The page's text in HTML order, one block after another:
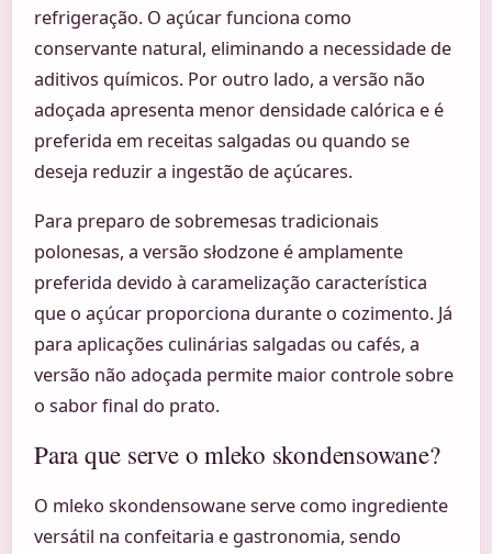
refrigeração. O açúcar funciona como
conservante natural, eliminando a necessidade de
aditivos químicos. Por outro lado, a versão não
adoçada apresenta menor densidade calórica e é
preferida em receitas salgadas ou quando se
deseja reduzir a ingestão de açúcares.
Para preparo de sobremesas tradicionais
polonesas, a versão słodzone é amplamente
preferida devido à caramelização característica
que o açúcar proporciona durante o cozimento. Já
para aplicações culinárias salgadas ou cafés, a
versão não adoçada permite maior controle sobre
o sabor final do prato.
Para que serve o mleko skondensowane?
O mleko skondensowane serve como ingrediente
versátil na confeitaria e gastronomia, sendo